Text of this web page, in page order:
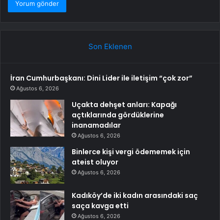
Son Eklenen
İran Cumhurbaşkanı: Dini Lider ile iletişim “çok zor”
Ağustos 6, 2026
Uçakta dehşet anları: Kapağı
açtıklarında gördüklerine
inanamadılar
Ağustos 6, 2026
Binlerce kişi vergi ödememek için
ateist oluyor
Ağustos 6, 2026
Kadıköy’de iki kadın arasındaki saç
saça kavga etti
Ağustos 6, 2026